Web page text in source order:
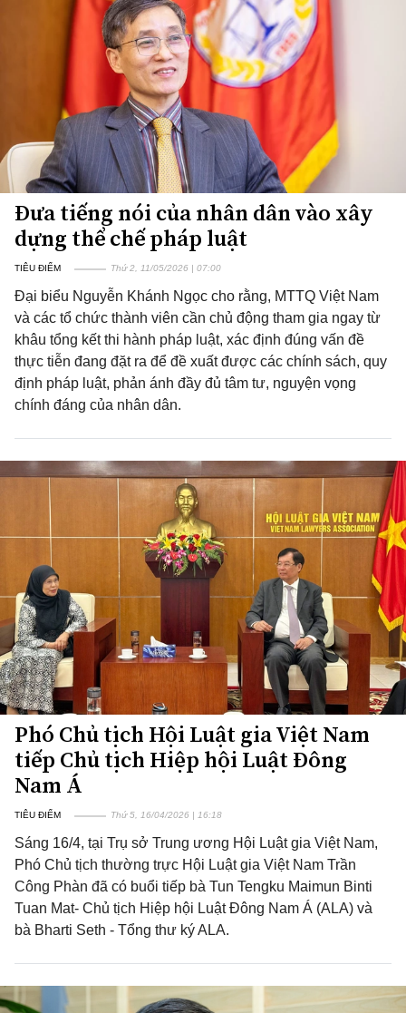
Đưa tiếng nói của nhân dân vào xây
dựng thể chế pháp luật
TIÊU ĐIỂM Thứ 2, 11/05/2026 | 07:00
Đại biểu Nguyễn Khánh Ngọc cho rằng, MTTQ Việt Nam
và các tổ chức thành viên cần chủ động tham gia ngay từ
khâu tổng kết thi hành pháp luật, xác định đúng vấn đề
thực tiễn đang đặt ra để đề xuất được các chính sách, quy
định pháp luật, phản ánh đầy đủ tâm tư, nguyện vọng
chính đáng của nhân dân.
Phó Chủ tịch Hội Luật gia Việt Nam
tiếp Chủ tịch Hiệp hội Luật Đông
Nam Á
TIÊU ĐIỂM Thứ 5, 16/04/2026 | 16:18
Sáng 16/4, tại Trụ sở Trung ương Hội Luật gia Việt Nam,
Phó Chủ tịch thường trực Hội Luật gia Việt Nam Trần
Công Phàn đã có buổi tiếp bà Tun Tengku Maimun Binti
Tuan Mat- Chủ tịch Hiệp hội Luật Đông Nam Á (ALA) và
bà Bharti Seth - Tổng thư ký ALA.